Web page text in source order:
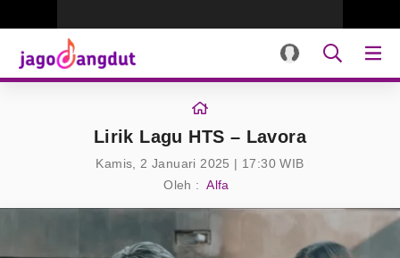
Lirik Lagu HTS – Lavora
Kamis, 2 Januari 2025 | 17:30 WIB
Oleh : Alfa